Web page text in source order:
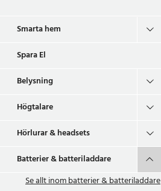
Smarta hem
Spara El
Belysning
Högtalare
Hörlurar & headsets
Batterier & batteriladdare
Se allt inombatterier & batteriladdare